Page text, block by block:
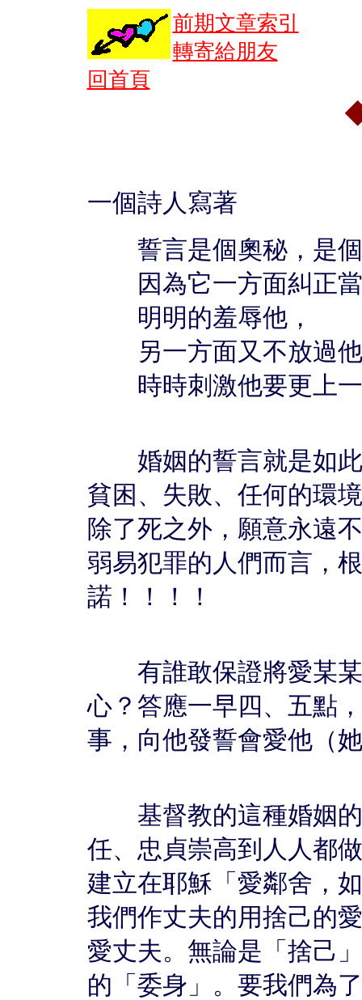
前期文章索引
轉寄給朋友
回首頁
一個詩人寫著
誓言是個奧秘，是個
因為它一方面糾正當
明明的羞辱他，
另一方面又不放過
時時刺激他要更上一
婚姻的誓言就是如此
貧困、失敗、任何的環
除了死之外，願意永遠
弱易犯罪的人們而言，
諾！！！！
有誰敢保證將愛某某
心？答應一早四、五點
事，向他發誓會愛他（
基督教的這種婚姻的
任、忠貞崇高到人人都
建立在耶穌「愛鄰舍，
我們作丈夫的用捨己的
愛丈夫。無論是「捨己
的「委身」。要我們為